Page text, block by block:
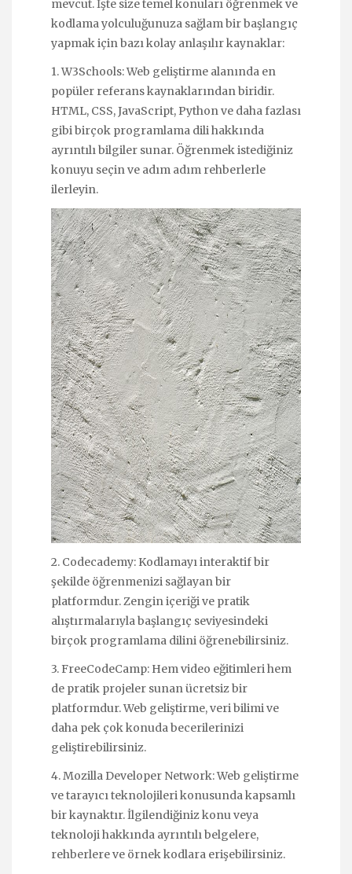
mevcut. İşte size temel konuları öğrenmek ve
kodlama yolculuğunuza sağlam bir başlangıç
yapmak için bazı kolay anlaşılır kaynaklar:
1. W3Schools: Web geliştirme alanında en
popüler referans kaynaklarından biridir.
HTML, CSS, JavaScript, Python ve daha fazlası
gibi birçok programlama dili hakkında
ayrıntılı bilgiler sunar. Öğrenmek istediğiniz
konuyu seçin ve adım adım rehberlerle
ilerleyin.
2. Codecademy: Kodlamayı interaktif bir
şekilde öğrenmenizi sağlayan bir
platformdur. Zengin içeriği ve pratik
alıştırmalarıyla başlangıç seviyesindeki
birçok programlama dilini öğrenebilirsiniz.
3. FreeCodeCamp: Hem video eğitimleri hem
de pratik projeler sunan ücretsiz bir
platformdur. Web geliştirme, veri bilimi ve
daha pek çok konuda becerilerinizi
geliştirebilirsiniz.
4. Mozilla Developer Network: Web geliştirme
ve tarayıcı teknolojileri konusunda kapsamlı
bir kaynaktır. İlgilendiğiniz konu veya
teknoloji hakkında ayrıntılı belgelere,
rehberlere ve örnek kodlara erişebilirsiniz.